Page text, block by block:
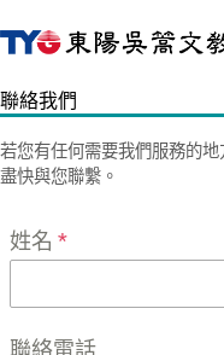
至
要
容
聯絡我們
若您有任何需要我們服務的
盡快與您聯繫。
姓名 *
聯絡電話